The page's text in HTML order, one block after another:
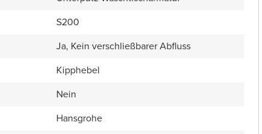
S200
Ja, Kein verschließbarer Abfluss
Kipphebel
Nein
Hansgrohe